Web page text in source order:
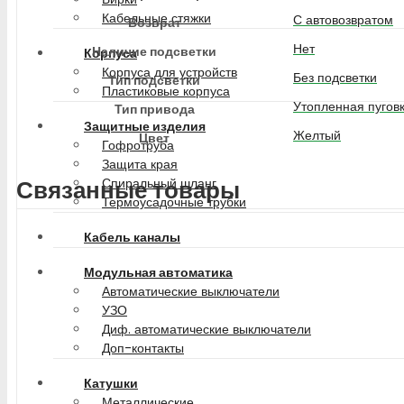
Кабельные стяжки
Корпуса
Корпуса для устройств
Пластиковые корпуса
Защитные изделия
Гофротруба
Защита края
Спиральный шланг
Термоусадочные трубки
Кабель каналы
Модульная автоматика
Автоматические выключатели
УЗО
Диф. автоматические выключатели
Доп-контакты
Катушки
Возврат
С автовозвратом
Наличие подсветки
Нет
Тип подсветки
Без подсветки
Тип привода
Утопленная
Цвет
Желтый
Связанные товары